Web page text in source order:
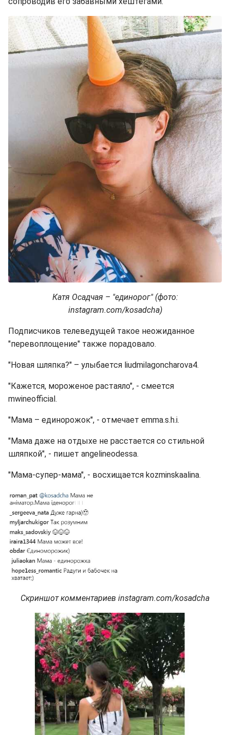
Катя Осадчая – "единорог" (фото:
instagram.com/kosadcha)
Подписчиков телеведущей такое неожиданное
"перевоплощение" также порадовало.
"Новая шляпка?" – улыбается liudmilagoncharova4.
"Кажется, мороженое растаяло", - смеется
mwineofficial.
"Мама – единорожок", - отмечает emma.s.h.i.
"Мама даже на отдыхе не расстается со стильной
шляпкой", - пишет angelineodessa.
"Мама-супер-мама", - восхищается kozminskaalina.
Скриншот комментариев instagram.com/kosadcha